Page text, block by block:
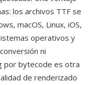
los archivos TTF se
macOS, Linux, iOS,
operativos y
ni
por bytecode es otra
de renderizado